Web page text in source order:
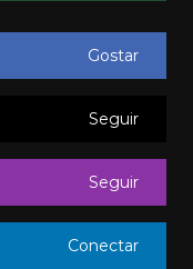
Gostar
Seguir
Seguir
Conectar